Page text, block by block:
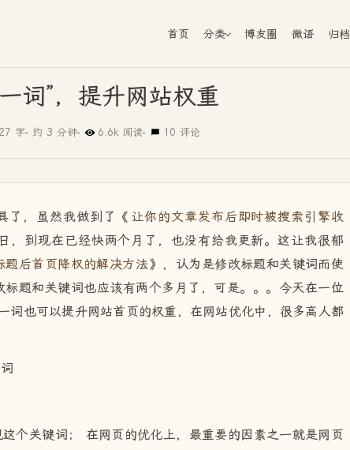
首页 分类 博友圈 微语 归档
词”，提升网站权重
字 约 3 分钟 6.6k 阅读 10 评论
了，虽然我做到了《 让你的文章发布后即时被搜索引擎收
，到现在已经快两个月了，也没有给我更新。这让我很郁
题后首页降权的解决方法》，认为是修改标题和关键词而使
题和关键词也应该有两个多月了，可是。。。今天在一位
词也可以提升网站首页的权重，在网站优化中，很多高人都
个关键词； 在网页的优化上，最重要的因素之一就是网页